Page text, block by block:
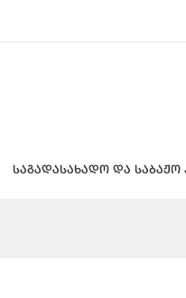
საგადასახადო და საბაჟო